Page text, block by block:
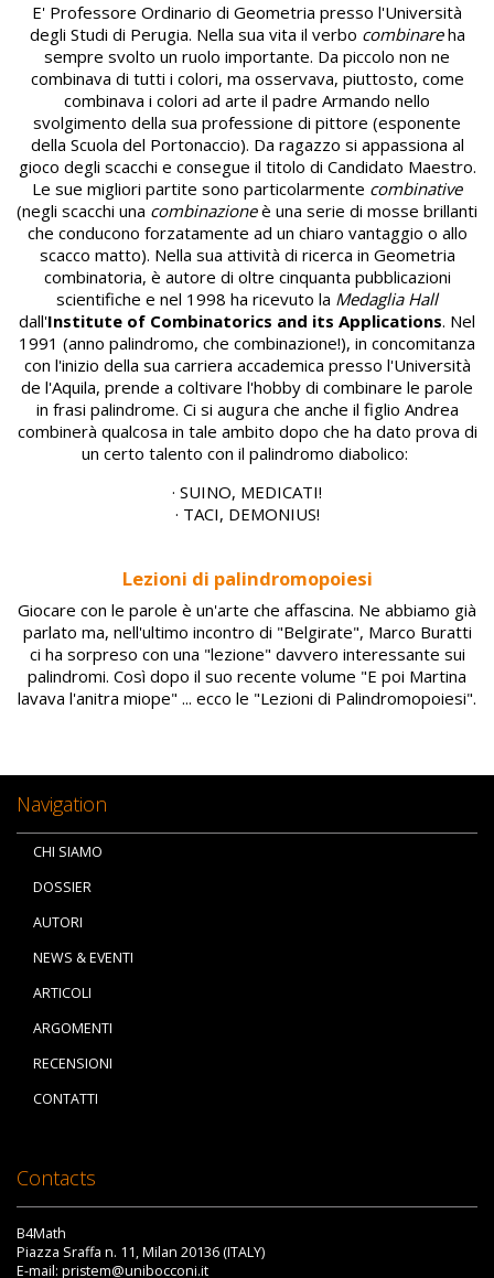
E' Professore Ordinario di Geometria presso l'Università
degli Studi di Perugia. Nella sua vita il verbo combinareha
sempre svolto un ruolo importante. Da piccolo non ne
combinava di tutti i colori, ma osservava, piuttosto, come
combinava i colori ad arte il padre Armando nello
svolgimento della sua professione di pittore (esponente
della Scuola del Portonaccio). Da ragazzo si appassiona al
gioco degli scacchi e consegue il titolo di Candidato Maestro.
Le sue migliori partite sono particolarmente combinative
(negli scacchi una combinazioneè una serie di mosse brillanti
che conducono forzatamente ad un chiaro vantaggio o allo
scacco matto). Nella sua attività di ricerca in Geometria
combinatoria, è autore di oltre cinquanta pubblicazioni
scientifiche e nel 1998 ha ricevuto la Medaglia Hall
dall'Institute of Combinatorics and its Applications. Nel
1991 (anno palindromo, che combinazione!), in concomitanza
con l'inizio della sua carriera accademica presso l'Università
de l'Aquila, prende a coltivare l'hobby di combinare le parole
in frasi palindrome. Ci si augura che anche il figlio Andrea
combinerà qualcosa in tale ambito dopo che ha dato prova di
un certo talento con il palindromo diabolico:
· SUINO, MEDICATI!
· TACI, DEMONIUS!
Lezioni di palindromopoiesi
Giocare con le parole è un'arte che affascina. Ne abbiamo già
parlato ma, nell'ultimo incontro di "Belgirate", Marco Buratti
ci ha sorpreso con una "lezione" davvero interessante sui
palindromi. Così dopo il suo recente volume "E poi Martina
lavava l'anitra miope" ... ecco le "Lezioni di Palindromopoiesi".
Navigation
CHI SIAMO
DOSSIER
AUTORI
NEWS & EVENTI
ARTICOLI
ARGOMENTI
RECENSIONI
CONTATTI
Contacts
B4Math
Piazza Sraffa n. 11, Milan 20136 (ITALY)
E-mail: pristem@unibocconi.it